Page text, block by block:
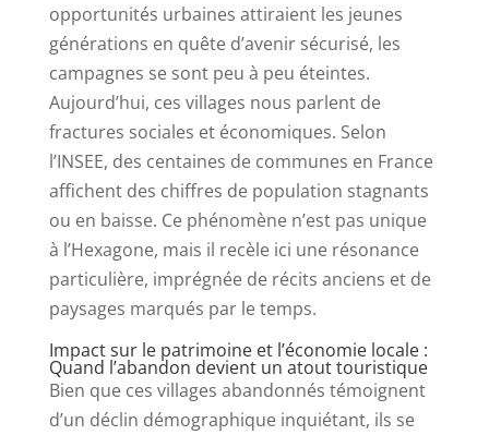
opportunités urbaines attiraient les jeunes
générations en quête d’avenir sécurisé, les
campagnes se sont peu à peu éteintes.
Aujourd’hui, ces villages nous parlent de
fractures sociales et économiques. Selon
l’INSEE, des centaines de communes en France
affichent des chiffres de population stagnants
ou en baisse. Ce phénomène n’est pas unique
à l’Hexagone, mais il recèle ici une résonance
particulière, imprégnée de récits anciens et de
paysages marqués par le temps.
Impact sur le patrimoine et l’économie locale :
Quand l’abandon devient un atout touristique
Bien que ces villages abandonnés témoignent
d’un déclin démographique inquiétant, ils se